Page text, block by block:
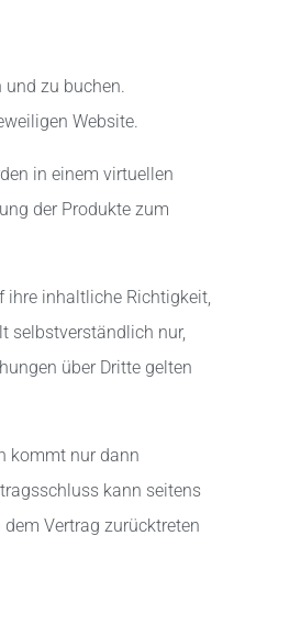
und zu buchen.
Website.
in einem virtuellen
der Produkte zum
ihre inhaltliche Richtigkeit,
selbstverständlich nur,
über Dritte gelten
kommt nur dann
kann seitens
Vertrag zurücktreten